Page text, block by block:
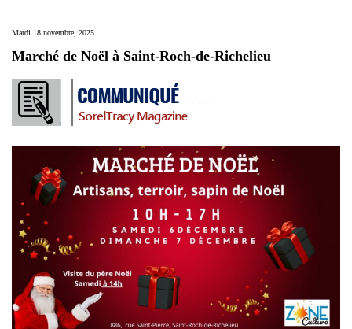
Mardi 18 novembre, 2025
Marché de Noël à Saint-Roch-de-Richelieu